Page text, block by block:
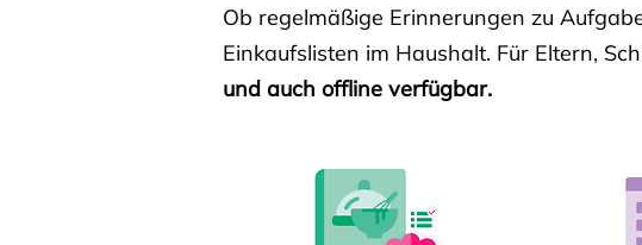
Ob regelmäßige Erinnerungen zu
Einkaufslisten im Haushalt. Für Eltern,
und auch offline verfügbar.